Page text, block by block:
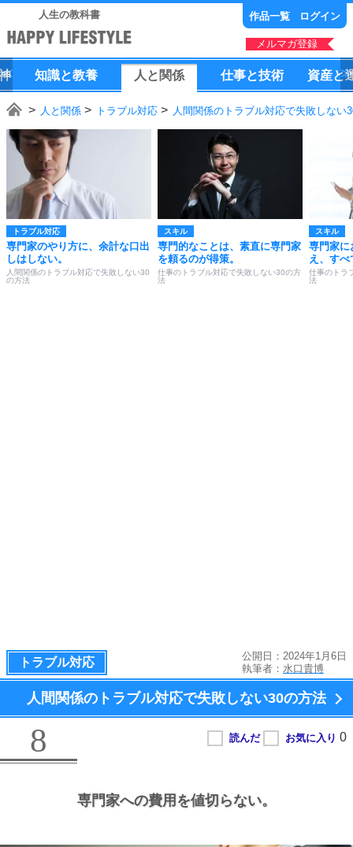
人生の教科書 作品一覧 ログイン
メルマガ登録
知識と教養 人 と 関係 仕事と技術 資産と
人と関係 トラブル対応 人間関係のトラブル対応で失敗しない
トラブル対応
専門家のやり方に、余計な口出
しはしない。
人間関係のトラブル対応で失敗しない30
の方法
スキル
専門的なことは、素直に専門家
を頼るのが得策。
仕事のトラブル対応で失敗しない30の方
法
スキル
専門家に
え、す
仕事のトラ
法
トラブル対応
公開日：2024年1月6日
執筆者： 水口貴博
人間関係のトラブル対応で失敗しない30の方法
8
専門家への費用を値切らない。